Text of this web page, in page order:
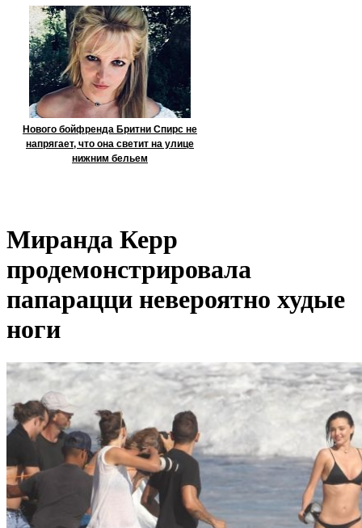
Нового бойфренда Бритни Спирс не
напрягает, что она светит на улице
нижним бельем
Миранда Керр
продемонстрировала
папарацци невероятно худые
ноги